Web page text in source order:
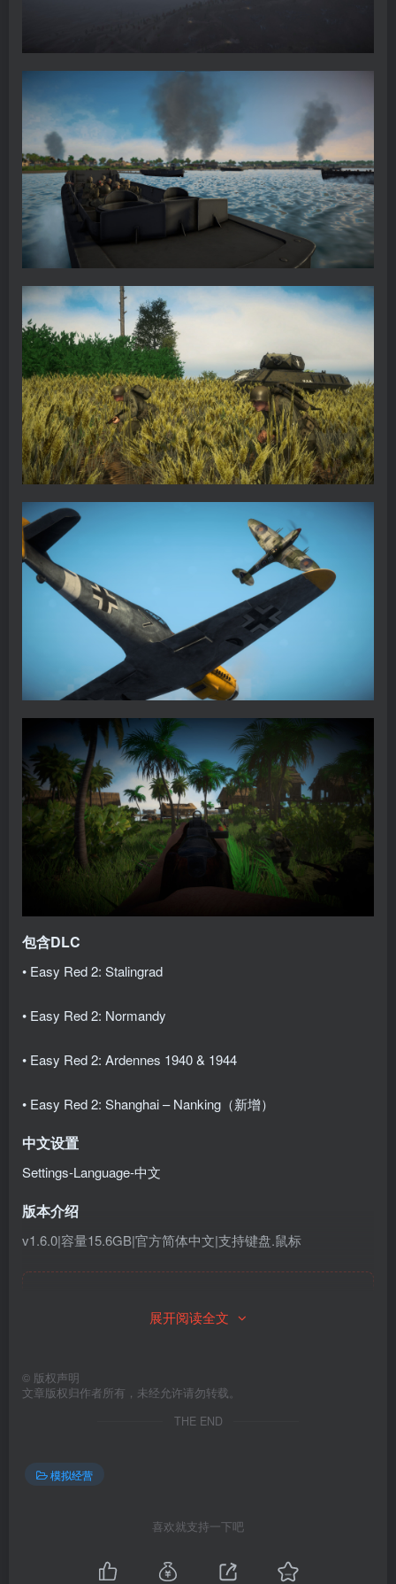
包含DLC
• Easy Red 2: Stalingrad
• Easy Red 2: Normandy
• Easy Red 2: Ardennes 1940 & 1944
• Easy Red 2: Shanghai – Nanking（新增）
中文设置
Settings-Language-中文
版本介绍
v1.6.0|容量15.6GB|官方简体中文|支持键盘.鼠标
展开阅读全文
© 版权声明
文章版权归作者所有，未经允许请勿转载。
THE END
模拟经营
喜欢就支持一下吧